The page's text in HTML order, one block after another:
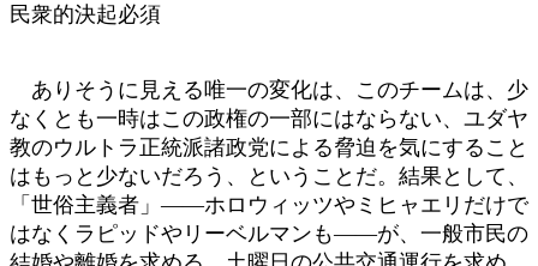
民衆的決起必須
ありそうに見える唯一の変化は、このチームは、少
なくとも一時はこの政権の一部にはならない、ユダヤ
教のウルトラ正統派諸政党による脅迫を気にすること
はもっと少ないだろう、ということだ。結果として、
「世俗主義者」――ホロウィッツやミヒャエリだけで
はなくラピッドやリーベルマンも――が、一般市民の